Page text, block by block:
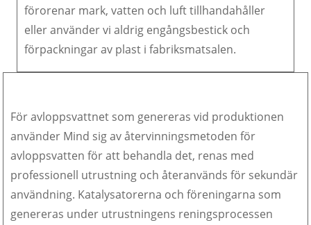
förorenar mark, vatten och luft tillhandahåller
eller använder vi aldrig engångsbestick och
förpackningar av plast i fabriksmatsalen.
För avloppsvattnet som genereras vid produktionen
använder Mind sig av återvinningsmetoden för
avloppsvatten för att behandla det, renas med
professionell utrustning och återanvänds för sekundär
användning. Katalysatorerna och föreningarna som
genereras under utrustningens reningsprocessen